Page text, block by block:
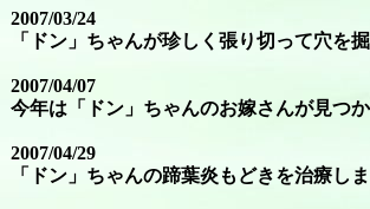
2007/03/24
「ドン」ちゃんが珍しく張り切って穴を
2007/04/07
今年は「ドン」ちゃんのお嫁さんが見つ
2007/04/29
「ドン」ちゃんの蹄葉炎もどきを治療しま